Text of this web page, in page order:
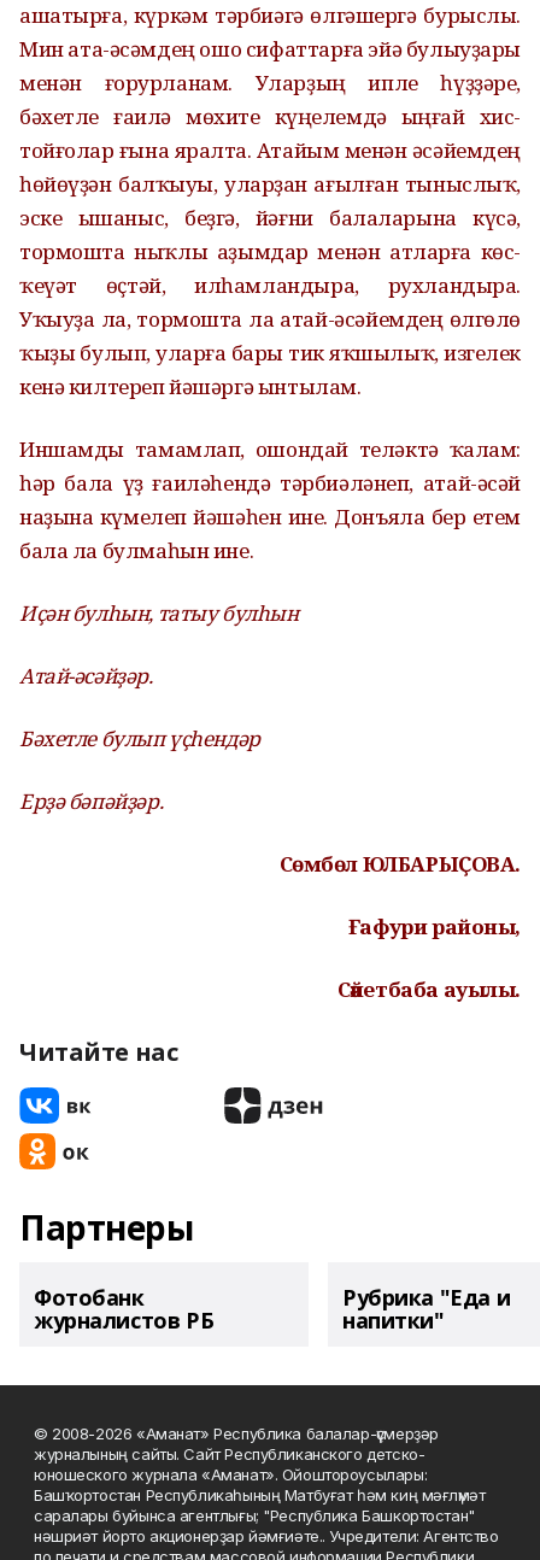
ашатырға, күркәм тәрбиәгә өлгәшергә бурыслы.
Мин ата-әсәмдең ошо сифаттарға эйә булыуҙары
менән ғорурланам. Уларҙың ипле һүҙҙәре,
бәхетле ғаилә мөхите күңелемдә ыңғай хис-
тойғолар ғына яралта. Атайым менән әсәйемдең
һөйөүҙән балҡыуы, уларҙан ағылған тыныслыҡ,
эске ышаныс, беҙгә, йәғни балаларына күсә,
тормошта ныҡлы аҙымдар менән атларға көс-
ҡеүәт өҫтәй, илһамландыра, рухландыра.
Уҡыуҙа ла, тормошта ла атай-әсәйемдең өлгөлө
ҡыҙы булып, уларға бары тик яҡшылыҡ, изгелек
кенә килтереп йәшәргә ынтылам.
Иншамды тамамлап, ошондай теләктә ҡалам:
һәр бала үҙ ғаиләһендә тәрбиәләнеп, атай-әсәй
наҙына күмелеп йәшәһен ине. Донъяла бер етем
бала ла булмаһын ине.
Иҫән булһын, татыу булһын
Атай-әсәйҙәр.
Бәхетле булып үҫһендәр
Ерҙә бәпәйҙәр.
Сөмбөл ЮЛБАРЫҪОВА.
Ғафури районы,
Сәйетбаба ауылы.
Читайте нас
Партнеры
Фотобанк
журналистов РБ
Рубрика "Еда и
напитки"
© 2008-2026 «Аманат» Республика балалар-үҫмерҙәр
журналының сайты. Сайт Республиканского детско-
юношеского журнала «Аманат». Ойоштороусылары:
Башҡортостан Республикаһының Матбуғат һәм киң мәғлүмәт
саралары буйынса агентлығы; "Республика Башкортостан"
нәшриәт йорто акционерҙар йәмғиәте.. Учредители: Агентство